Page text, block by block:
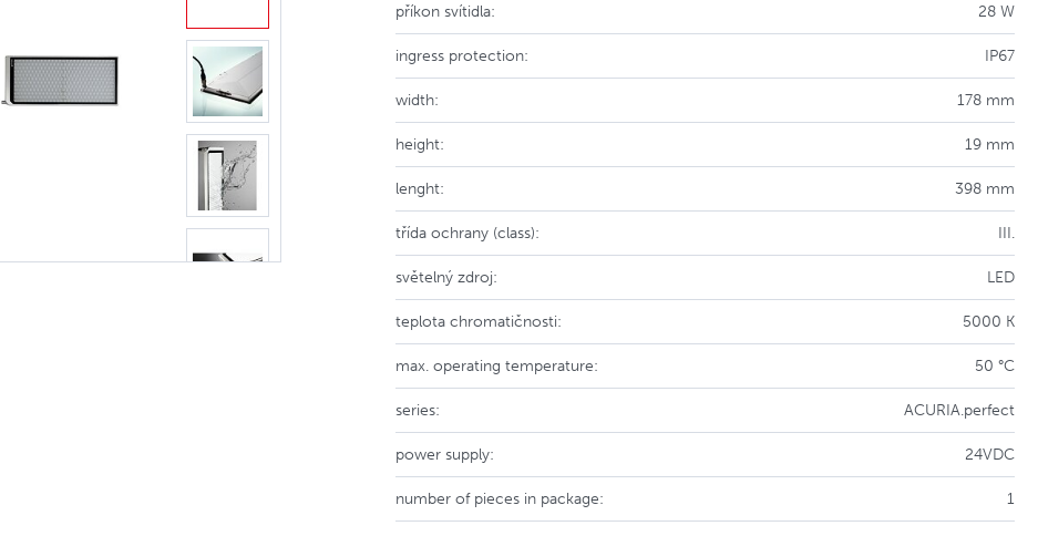
příkon svítidla: 28 W
ingress protection: IP67
width: 178 mm
height: 19 mm
lenght: 398 mm
třída ochrany (class): III.
světelný zdroj: LED
teplota chromatičnosti: 5000 K
max. operating temperature: 50 °C
series: ACURIA.perfect
power supply: 24VDC
number of pieces in package: 1